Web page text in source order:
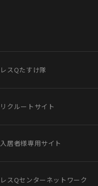
レスQたすけ隊
リクルートサイト
入居者様専用サイト
レスQセンターネットワーク